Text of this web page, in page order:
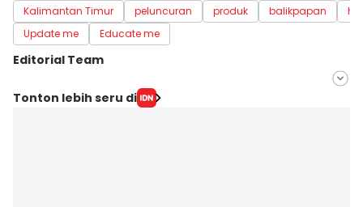
Kalimantan Timur peluncuran produk balikpapan
Update me
Educate me
Editorial Team
Editor
Tonton lebih seru di